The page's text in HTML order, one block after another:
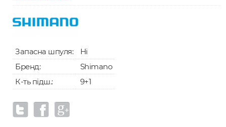
Запасна шпуля:
Ні
Бренд:
Shimano
К-ть підш.:
9+1